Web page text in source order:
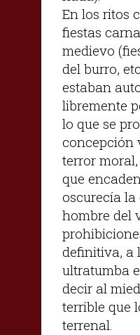
En los ritos
fiestas
medievo
del burro,
estaban
libremente
lo que se
concepción
terror
que
oscurecía
hombre del
definitiva, a
ultratumba
decir al
terrible que
terrenal.